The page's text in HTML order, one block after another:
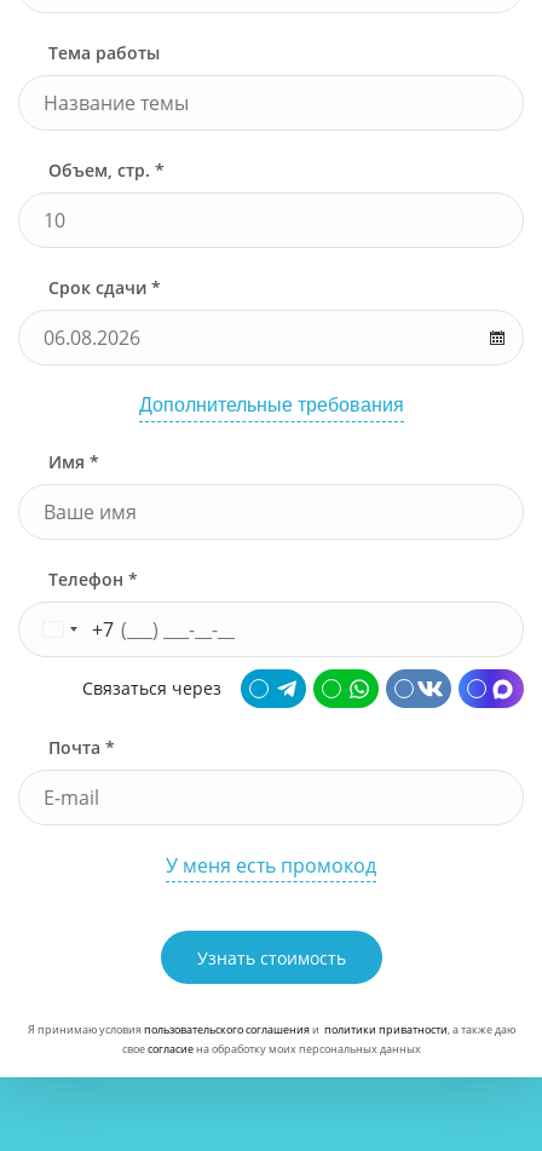
Тема работы
Объем, стр. *
Срок сдачи *
Дополнительные требования
Имя *
Телефон *
+7
Связаться через
Почта *
У меня есть промокод
Узнать стоимость
Я принимаю условияпользовательского соглашенияи политики приватности, а также даю
своесогласиена обработку моих персональных данных